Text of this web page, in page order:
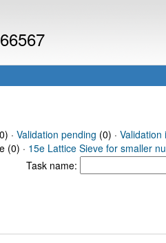
· Validation pending (0) · Validation
(0) · 15e Lattice Sieve for smaller
Task name: